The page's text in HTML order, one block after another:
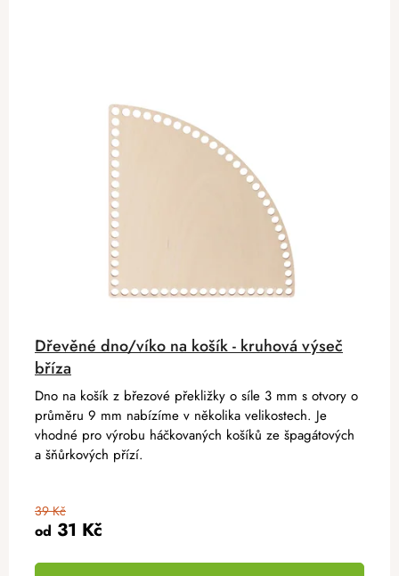
Dřevěné dno/víko na košík - kruhová výseč
bříza
od 31 Kč
39 Kč
Dno na košík z březové překližky o síle 3 mm s otvory o
průměru 9 mm nabízíme v několika velikostech. Je
vhodné pro výrobu háčkovaných košíků ze špagátových
a šňůrkových přízí.